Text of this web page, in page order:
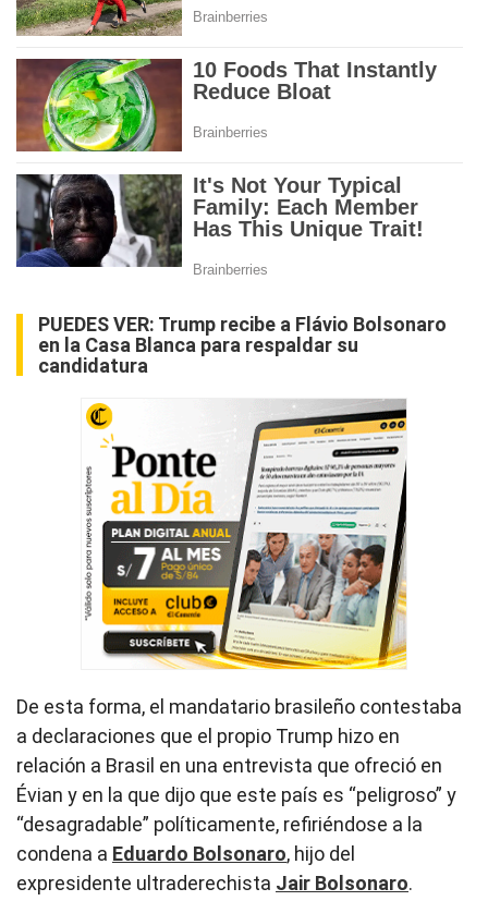
PUEDES VER: Trump recibe a Flávio Bolsonaro
en la Casa Blanca para respaldar su
candidatura
De esta forma, el mandatario brasileño contestaba
a declaraciones que el propio Trump hizo en
relación a Brasil en una entrevista que ofreció en
Évian y en la que dijo que este país es “peligroso” y
“desagradable” políticamente, refiriéndose a la
condena a Eduardo Bolsonaro, hijo del
expresidente ultraderechista Jair Bolsonaro.